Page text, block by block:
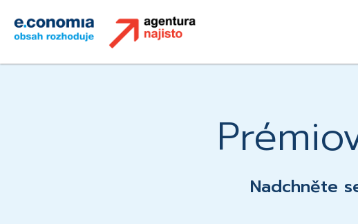
content
Online marketing, který
Nadchněte